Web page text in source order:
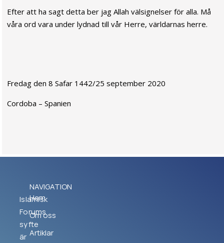
Efter att ha sagt detta ber jag Allah välsignelser för alla. Må
våra ord vara under lydnad till vår Herre, världarnas herre.
Fredag den 8 Safar 1442/25 september 2020
Cordoba – Spanien
Islamisk
Forums
syfte
är
NAVIGATION
Hem
Om oss
Artiklar